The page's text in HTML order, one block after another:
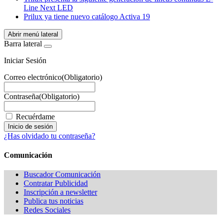
Line Next LED
Prilux ya tiene nuevo catálogo Activa 19
Abrir menú lateral
Barra lateral
Iniciar Sesión
Correo electrónico(Obligatorio)
Contraseña(Obligatorio)
Recuérdame
¿Has olvidado tu contraseña?
Comunicación
Buscador Comunicación
Contratar Publicidad
Inscripción a newsletter
Publica tus noticias
Redes Sociales